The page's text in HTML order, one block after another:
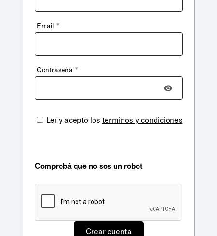
Email *
Contraseña *
Leí y acepto los términos y condiciones
Comprobá que no sos un robot